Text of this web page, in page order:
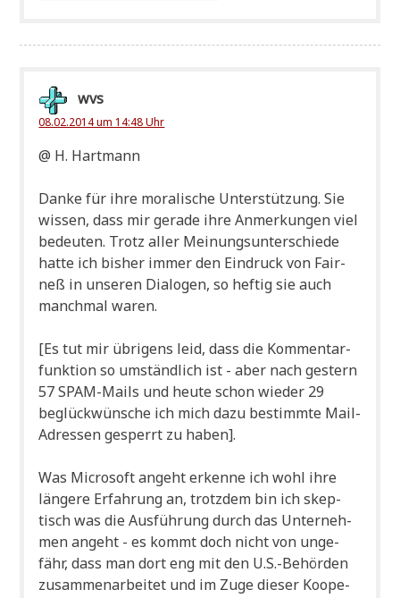
wvs
08.02.2014 um 14:48 Uhr
@ H. Hartmann
Dan­ke für ihre mora­li­sche Unter­stüt­zung. Sie
wis­sen, dass mir gera­de ihre Anmer­kun­gen viel
bedeu­ten. Trotz aller Mei­nungs­un­ter­schie­de
hat­te ich bis­her immer den Ein­druck von Fair­
neß in unse­ren Dia­lo­gen, so hef­tig sie auch
manch­mal waren.
[Es tut mir übri­gens leid, dass die Kom­men­tar­
funk­ti­on so umständ­lich ist - aber nach gestern
57 SPAM-Mails und heu­te schon wie­der 29
beglück­wün­sche ich mich dazu bestimm­te Mail-
Adres­sen gesperrt zu haben].
Was Micro­soft angeht erken­ne ich wohl ihre
län­ge­re Erfah­rung an, trotz­dem bin ich skep­
tisch was die Aus­füh­rung durch das Unter­neh­
men angeht - es kommt doch nicht von unge­
fähr, dass man dort eng mit den U.S.-Behörden
zusam­men­ar­bei­tet und im Zuge die­ser Koope­